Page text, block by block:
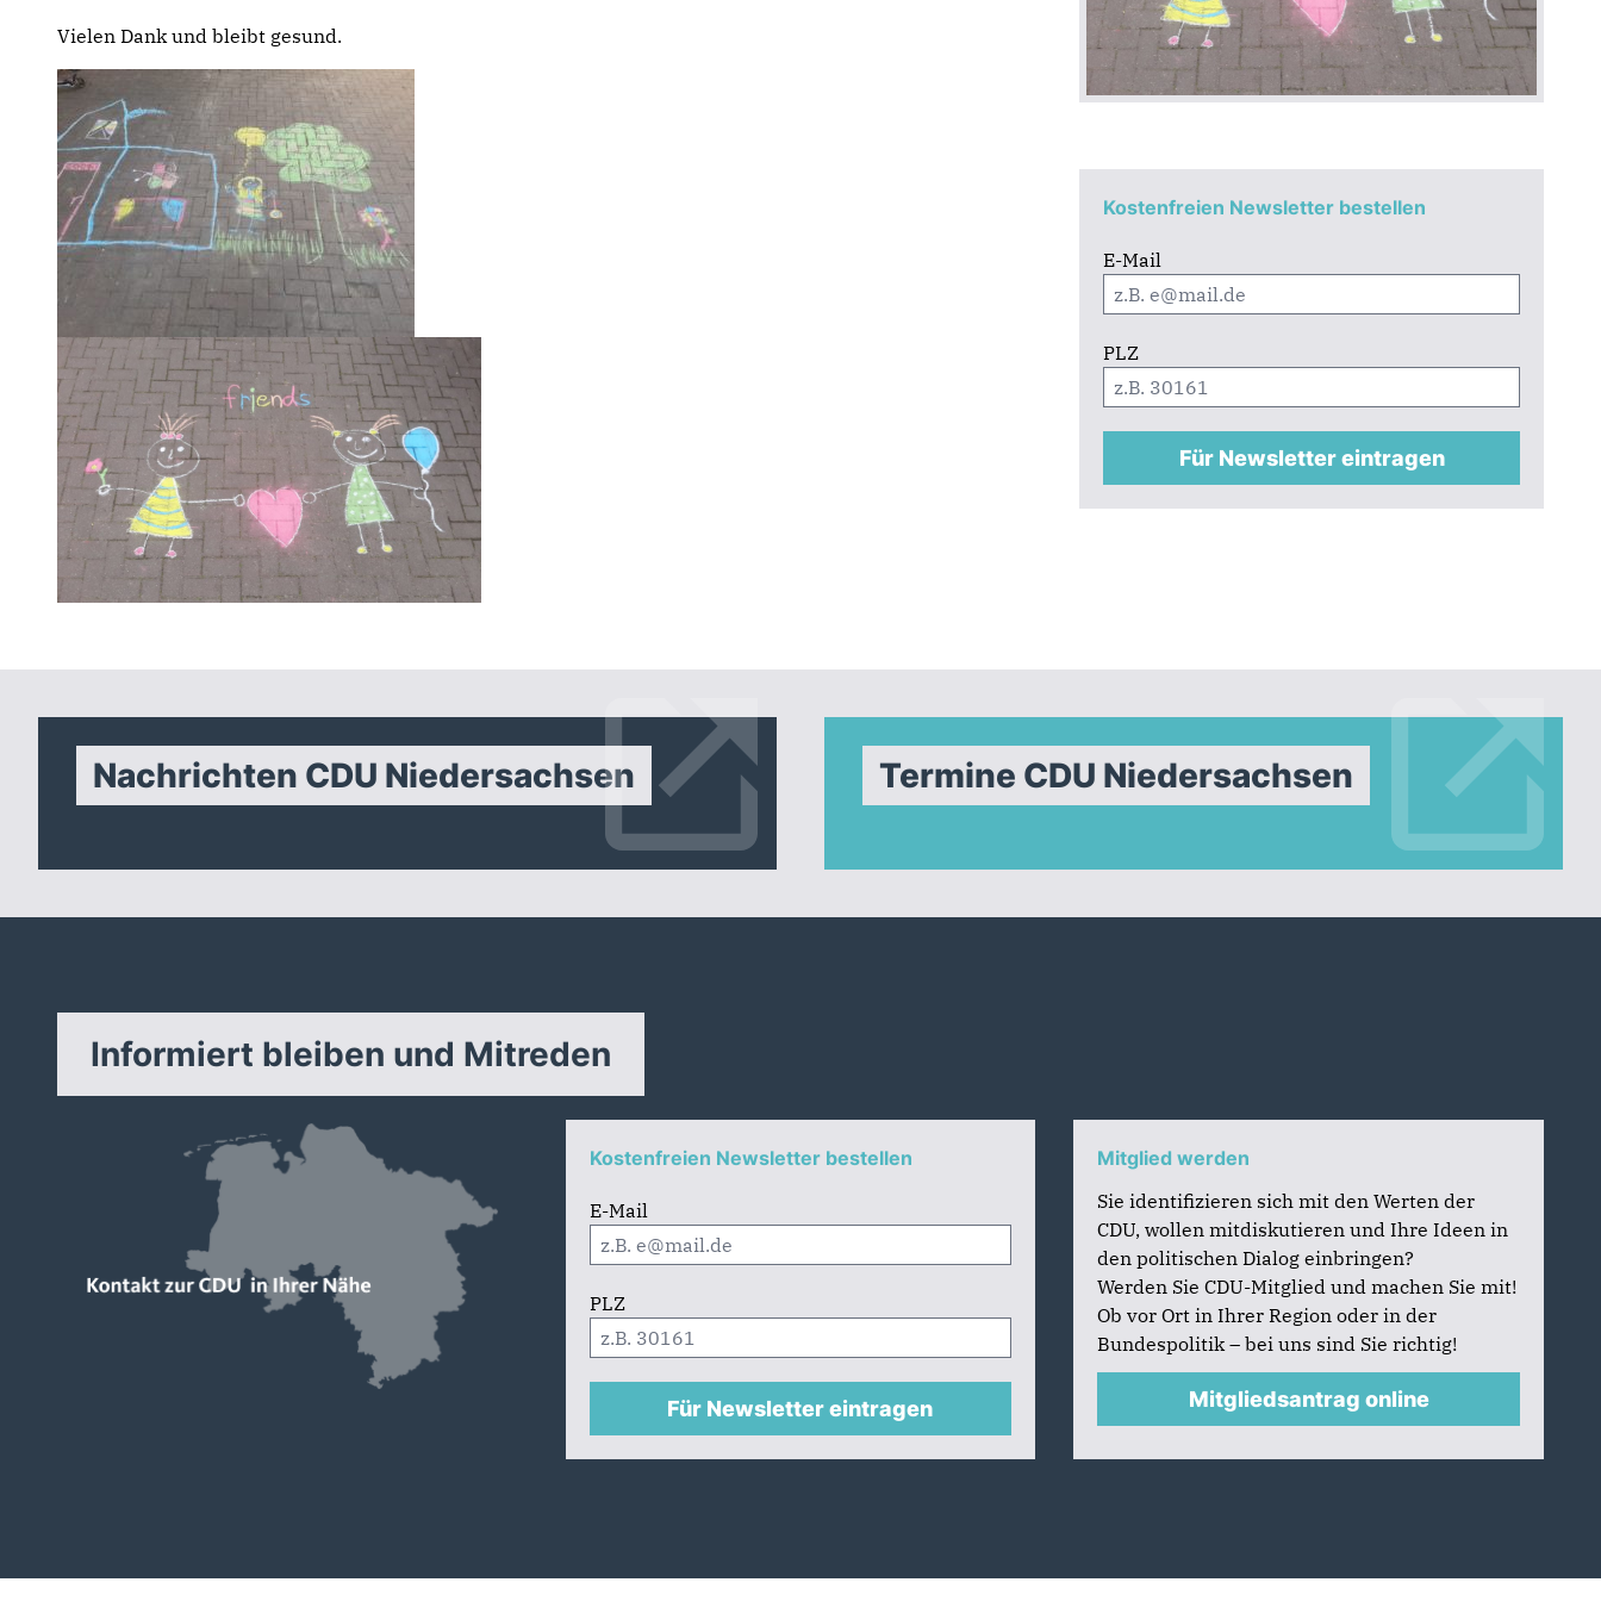
Kostenfreien Newsletter bestellen
E-Mail
PLZ
Für Newsletter eintragen
Vielen Dank und bleibt gesund.
Nachrichten CDU Niedersachsen Termine CDU Niedersachsen
Informiert bleiben und Mitreden
Kostenfreien Newsletter bestellen
E-Mail
PLZ
Für Newsletter eintragen
Mitglied werden
Sie identifizieren sich mit den Werten der
CDU, wollen mitdiskutieren und Ihre Ideen in
den politischen Dialog einbringen?
Werden Sie CDU-Mitglied und machen Sie mit!
Ob vor Ort in Ihrer Region oder in der
Bundespolitik – bei uns sind Sie richtig!
Mitgliedsantrag online